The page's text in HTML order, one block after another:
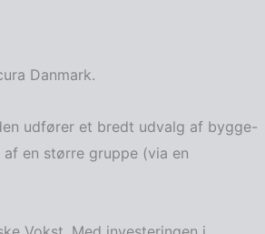
Danmark.
udfører et bredt udvalg af bygge-
en større gruppe (via en